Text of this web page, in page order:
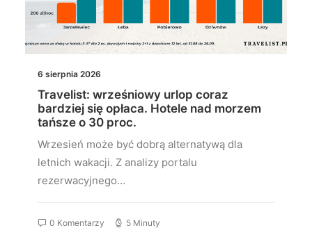
6 sierpnia 2026
Travelist: wrześniowy urlop coraz
bardziej się opłaca. Hotele nad morzem
tańsze o 30 proc.
Wrzesień może być dobrą alternatywą dla
letnich wakacji. Z analizy portalu
rezerwacyjnego…
0 Komentarzy 5 Minuty